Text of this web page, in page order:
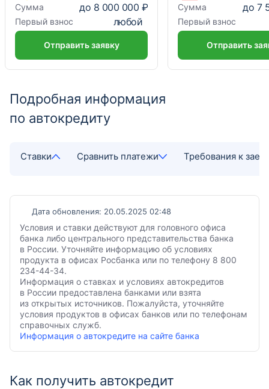
Сумма
до 8 000 000 ₽
Первый взнос любой
Отправить заявку
Сумма
до 7
Первый взнос
Отправить
Подробная информация
по автокредиту
Ставки Сравнить платежи Требования к
Дата обновления: 20.05.2025 02:48
Условия и ставки действуют для головного офиса
банка либо центрального представительства банка
в России. Уточняйте информацию об условиях
продукта в офисах Росбанка или по телефону 8 800
234-44-34.
Информация о ставках и условиях автокредитов
в России предоставлена банками или взята
из открытых источников. Пожалуйста, уточняйте
условия продуктов в офисах банков или по телефонам
справочных служб.
Информация о автокредите на сайте банка
Как получить автокредит